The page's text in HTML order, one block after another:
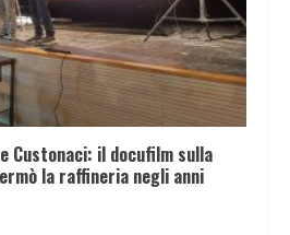
Custonaci: il docufilm sulla
la raffineria negli anni